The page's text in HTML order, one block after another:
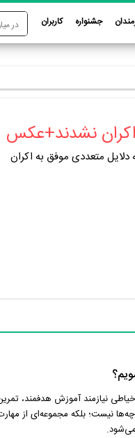
جشنواره کاربران
نشدند+عکس
دلایل متعددی موفق به اکران
نیازمند آموزش هدفمند،
نیست؛ بلکه مجموعه‌ای از